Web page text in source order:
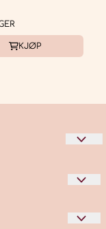
KJØP
som